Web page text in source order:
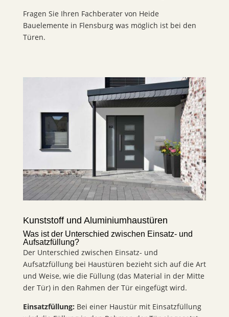
Fragen Sie Ihren Fachberater von Heide
Bauelemente in Flensburg was möglich ist bei den
Türen.
Kunststoff und Aluminiumhaustüren
Was ist der Unterschied zwischen Einsatz- und
Aufsatzfüllung?
Der Unterschied zwischen Einsatz- und
Aufsatzfüllung bei Haustüren bezieht sich auf die Art
und Weise, wie die Füllung (das Material in der Mitte
der Tür) in den Rahmen der Tür eingefügt wird.
Einsatzfüllung: Bei einer Haustür mit Einsatzfüllung